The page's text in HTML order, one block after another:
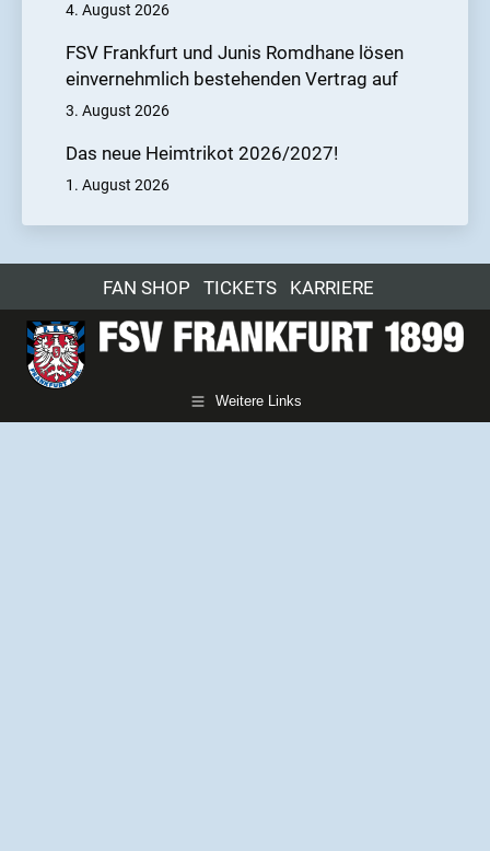
4. August 2026
FSV Frankfurt und Junis Romdhane lösen
einvernehmlich bestehenden Vertrag auf
3. August 2026
Das neue Heimtrikot 2026/2027!
1. August 2026
FAN SHOP TICKETS KARRIERE
Weitere Links